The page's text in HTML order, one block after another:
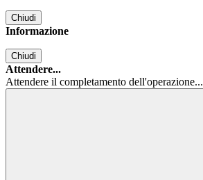
Chiudi
Informazione
Chiudi
Attendere...
Attendere il completamento dell'operazione...